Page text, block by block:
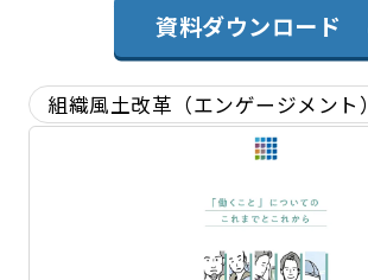
資料ダウンロード
組織風土改革（エンゲージメント）